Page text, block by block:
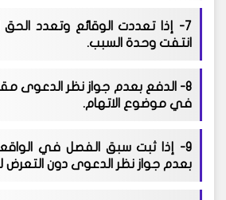
7-
إذا تعددت الوقائع وتعدد
انتفت وحدة السبب.
8-
الدفع بعدم جواز نظر الدعوى
في موضوع الاتهام.
9-
إذا ثبت سبق الفصل في
بعدم جواز نظر الدعوى دون